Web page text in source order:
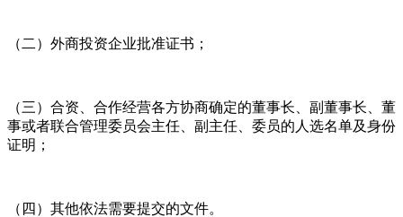
（二）外商投资企业批准证书；
（三）合资、合作经营各方协商确定的董事长、副董事长、董
事或者联合管理委员会主任、副主任、委员的人选名单及身份
证明；
（四）其他依法需要提交的文件。